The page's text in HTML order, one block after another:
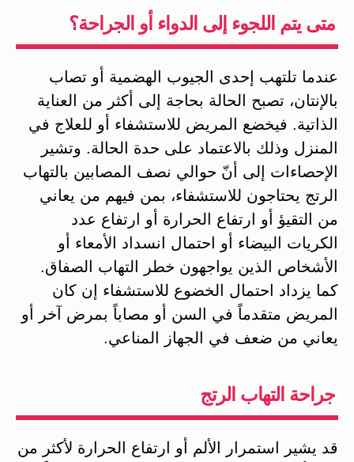
متى يتم اللجوء إلى الدواء أو الجراحة؟
عندما تلتهب إحدى الجيوب الهضمية أو تصاب
بالإنتان، تصبح الحالة بحاجة إلى أكثر من العناية
الذاتية. فيخضع المريض للاستشفاء أو للعلاج في
المنزل وذلك بالاعتماد على حدة الحالة. وتشير
الإحصاءات إلى أنّ حوالي نصف المصابين بالتهاب
الرتج يحتاجون للاستشفاء، بمن فيهم من يعاني
من التقيؤ أو ارتفاع الحرارة أو ارتفاع عدد
الكريات البيضاء أو احتمال انسداد الأمعاء أو
الأشخاص الذين يواجهون خطر التهاب الصفاق.
كما يزداد احتمال الخضوع للاستشفاء إن كان
المريض متقدماً في السن أو مصاباً بمرض آخر أو
يعاني من ضعف في الجهاز المناعي.
جراحة التهاب الرتج
قد يشير استمرار الألم أو ارتفاع الحرارة لأكثر من